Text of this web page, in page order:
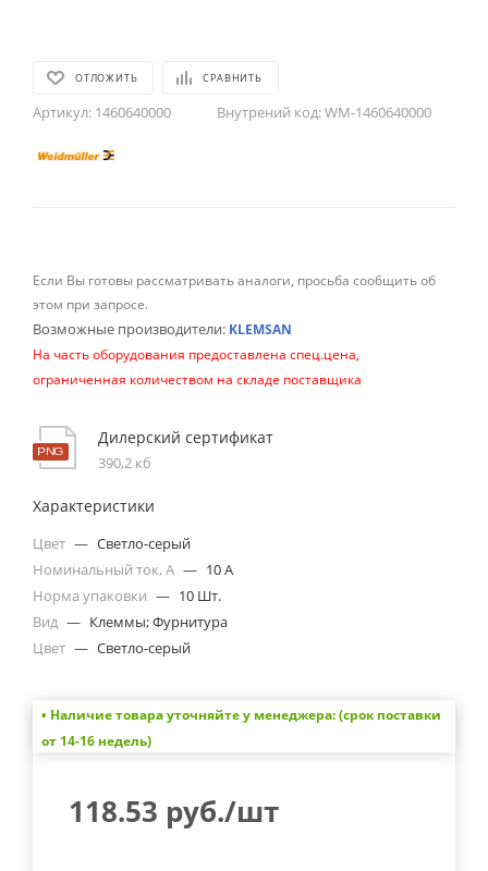
ОТЛОЖИТЬ СРАВНИТЬ
Артикул: 1460640000 Внутрений код:WM-1460640000
Если Вы готовы рассматривать аналоги, просьба сообщить об
этом при запросе.
Возможные производители: KLEMSAN
На часть оборудования предоставлена спец.цена,
ограниченная количеством на складе поставщика
Дилерский сертификат
390,2 кб
Характеристики
Цвет — Светло-серый
Номинальный ток, А — 10 A
Норма упаковки — 10 Шт.
Вид — Клеммы; Фурнитура
Цвет — Светло-серый
• Наличие товара уточняйте у менеджера: (срок поставки
от 14-16 недель)
118.53 руб./шт